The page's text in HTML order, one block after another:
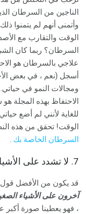
الناجين من السرطان
وأتمنى أنهم لم يتمنوا
الوقت والتقارب مع
السرطان؟ ربما كان
علاجي بالسرطان هو
أسجل (نعم ، في بعض
ومجالات النمو في
الاحتفاظ بهذه المجلة
للغاية لأنني لم أضع
الوقت! تحقق من هذه
السرطان الخاصة بك .
7. لا تشدد على الأشياء الصغيرة
قد يكون من الأفضل
آخرون على الأشياء
، فهو يعطينا صورة